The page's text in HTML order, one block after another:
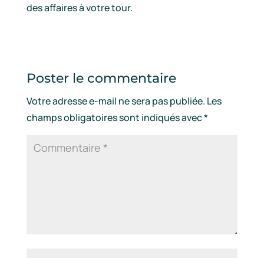
des affaires à votre tour.
Poster le commentaire
Votre adresse e-mail ne sera pas publiée. Les
champs obligatoires sont indiqués avec*